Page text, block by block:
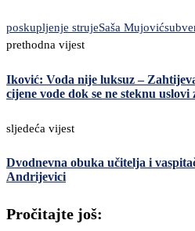
poskupljenje strujeSaša Mujović
prethodna vijest
Iković: Voda nije luksuz –
cijene vode dok se ne steknu uslovi
sljedeća vijest
Dvodnevna obuka učitelja i
Andrijevici
Pročitajte još: